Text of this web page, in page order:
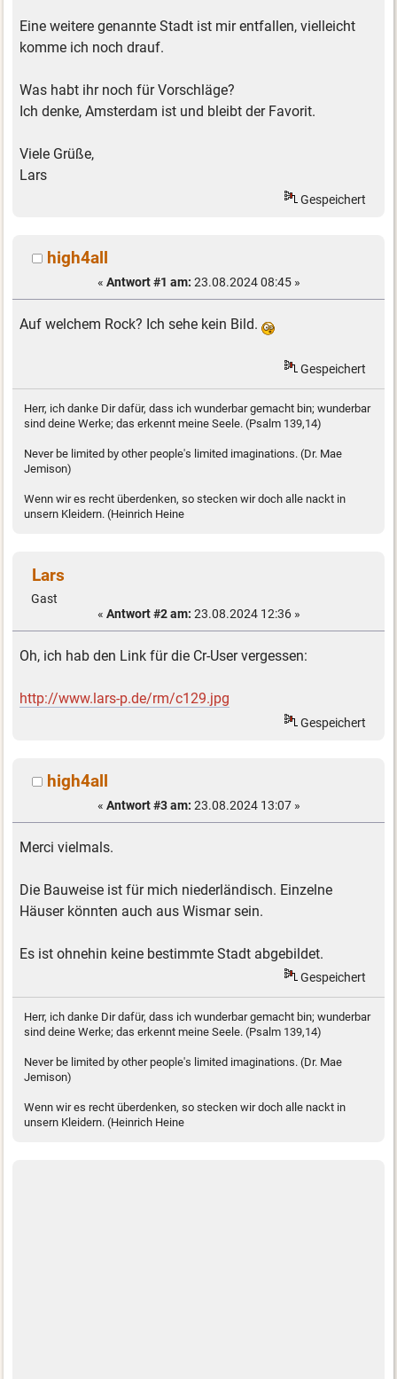
Eine weitere genannte Stadt ist mir entfallen, vielleicht
komme ich noch drauf.
Was habt ihr noch für Vorschläge?
Ich denke, Amsterdam ist und bleibt der Favorit.
Viele Grüße,
Lars
Gespeichert
high4all
« Antwort #1 am: 23.08.2024 08:45 »
Auf welchem Rock? Ich sehe kein Bild.
Gespeichert
Herr, ich danke Dir dafür, dass ich wunderbar gemacht bin; wunderbar
sind deine Werke; das erkennt meine Seele. (Psalm 139,14)
Never be limited by other people's limited imaginations. (Dr. Mae
Jemison)
Wenn wir es recht überdenken, so stecken wir doch alle nackt in
unsern Kleidern. (Heinrich Heine
Lars
Gast
« Antwort #2 am: 23.08.2024 12:36 »
Oh, ich hab den Link für die Cr-User vergessen:
http://www.lars-p.de/rm/c129.jpg
Gespeichert
high4all
« Antwort #3 am: 23.08.2024 13:07 »
Merci vielmals.
Die Bauweise ist für mich niederländisch. Einzelne
Häuser könnten auch aus Wismar sein.
Es ist ohnehin keine bestimmte Stadt abgebildet.
Gespeichert
Herr, ich danke Dir dafür, dass ich wunderbar gemacht bin; wunderbar
sind deine Werke; das erkennt meine Seele. (Psalm 139,14)
Never be limited by other people's limited imaginations. (Dr. Mae
Jemison)
Wenn wir es recht überdenken, so stecken wir doch alle nackt in
unsern Kleidern. (Heinrich Heine